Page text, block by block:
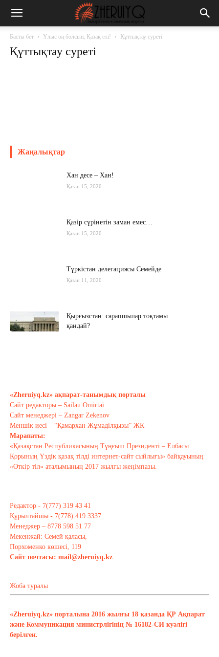
Басты бет Ұлыс оң болсын, Қазақ елі! Құттықтау суреті
Құттықтау суреті
Жаңалықтар
Хан десе – Хан!
Қазан 15, 2020
Қазір сүрінетін заман емес…
Қазан 15, 2020
Түркістан делегациясы Семейде
Қазан 11, 2020
Қырғызстан: сарапшылар тоқтамы
қандай?
Тағы оқу
«Zheruiyq.kz» ақпарат-танымдық порталы
Сайт редакторы – Sailau Omirtai
Сайт менеджері – Zangar Zekenov
Меншік иесі – “Қамархан Жұмаділқызы” ЖК
Марапаты:
«Қазақстан Республикасының Тұңғыш Президенті – Елбасы
Қорының Үздік қазақ тілді интернет-сайт сыйлығы» байқауының
«Өткір тіл» аталымының 2017 жылғы жеңімпазы.
Редактор - 7(777) 319 43 41
Құрылтайшы - 7(778) 419 3337
Менеджер – 8778 598 51 77
Мекенжай: Семей қаласы,
Порхоменко көшесі, 119
Сайт почтасы: mail@zheruiyq.kz
Жоба туралы
«Zheruiyq.kz» порталына 2016 жылғы 18 қазанда ҚР Ақпарат
және Коммуникация министрлігінің № 16182-СИ куәлігі
берілген.